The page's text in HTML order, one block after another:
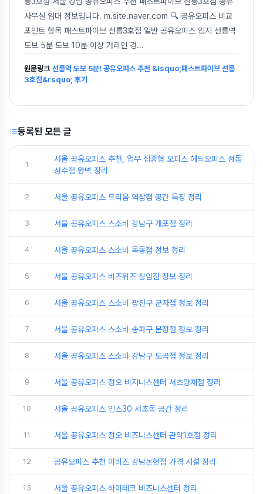
사무실 임대 정보입니다. m.site.naver.com 🔍 공유오피스 비교
포인트 항목 패스트파이브 선릉3호점 일반 공유오피스 입지 선릉역
도보 5분 도보 10분 이상 거리인 경...
원문링크 선릉역 도보 5분! 공유오피스 추천 &lsquo;패스트파이브 선릉
3호점&rsquo; 후기
등록된 모든 글
1
서울 공유오피스 추천, 업무 집중형 오피스 헤드오피스 성동
성수점 완벽 정리
2 서울 공유오피스 드리움 역삼점 공간 특징 정리
3 서울 공유오피스 스소비 강남구 개포점 정리
4 서울 공유오피스 스소비 목동점 정보 정리
5 서울 공유오피스 비즈위즈 상암점 정보 정리
6 서울 공유오피스 스소비 광진구 군자점 정보 정리
7 서울 공유오피스 스소비 송파구 문정점 정보 정리
8 서울 공유오피스 스소비 강남구 도곡점 정보 정리
9 서울 공유오피스 정오 비지니스센터 서초양재점 정리
10 서울 공유오피스 인스30 서초동 공간 정리
11 서울 공유오피스 정오 비즈니스센터 관악1호점 정리
12 공유오피스 추천 이비즈 강남논현점 가격 시설 정리
13 서울 공유오피스 하이테크 비즈니스센터 정리